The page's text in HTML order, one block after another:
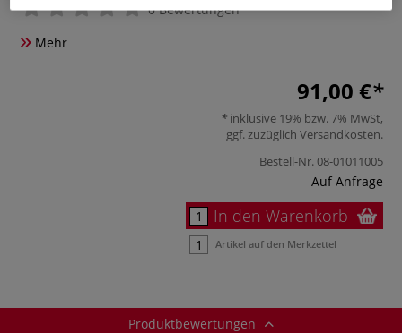
0 Bewertungen
Mehr
91,00 €
inklusive 19% bzw. 7% MwSt,
ggf. zuzüglich Versandkosten.
Bestell-Nr.08-01011005
Auf Anfrage
In den Warenkorb
Artikel auf den Merkzettel
Produktbewertungen